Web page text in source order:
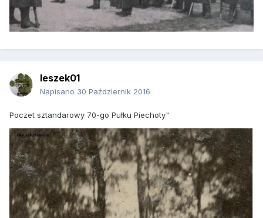
leszek01
Napisano 30 Październik 2016
Poczet sztandarowy 70-go Pułku Piechoty"